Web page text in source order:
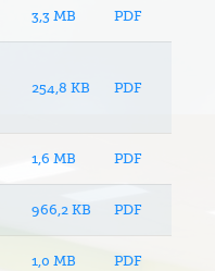
3,3 MB PDF
254,8 KB PDF
1,6 MB PDF
966,2 KB PDF
1,0 MB PDF